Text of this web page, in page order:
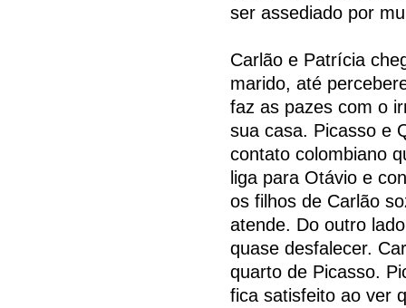
ser assediado por
Carlão e Patrícia
marido, até
faz as pazes com o
sua casa. Picasso e
contato colombiano
liga para Otávio e
os filhos de Carlão
atende. Do outro
quase desfalecer.
quarto de Picasso.
fica satisfeito ao ver